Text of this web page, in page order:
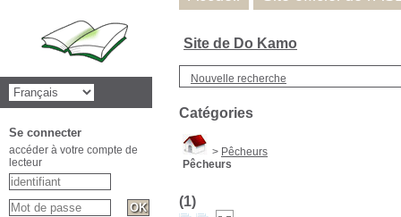
Site de Do Kamo
Nouvelle recherche
Catégories
> Pêcheurs
Pêcheurs
(1)
Se connecter
accéder à votre compte de
lecteur